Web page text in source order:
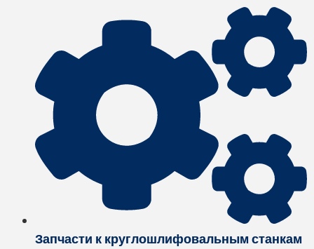
Запчасти к круглошлифовальным станкам